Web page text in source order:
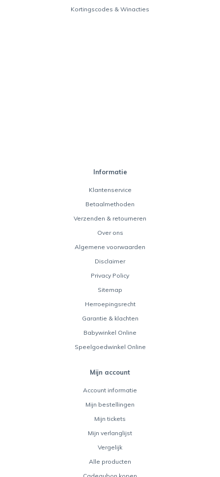
Kortingscodes & Winacties
Informatie
Klantenservice
Betaalmethoden
Verzenden & retourneren
Over ons
Algemene voorwaarden
Disclaimer
Privacy Policy
Sitemap
Herroepingsrecht
Garantie & klachten
Babywinkel Online
Speelgoedwinkel Online
Mijn account
Account informatie
Mijn bestellingen
Mijn tickets
Mijn verlanglijst
Vergelijk
Alle producten